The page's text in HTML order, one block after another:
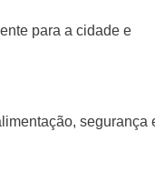
para a cidade e
segurança